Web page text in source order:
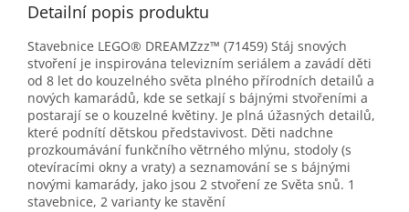
Detailní popis produktu
Stavebnice LEGO® DREAMZzz™ (71459) Stáj snových
stvoření je inspirována televizním seriálem a zavádí děti
od 8 let do kouzelného světa plného přírodních detailů a
nových kamarádů, kde se setkají s bájnými stvořeními a
postarají se o kouzelné květiny. Je plná úžasných detailů,
které podnítí dětskou představivost. Děti nadchne
prozkoumávání funkčního větrného mlýnu, stodoly (s
otevíracími okny a vraty) a seznamování se s bájnými
novými kamarády, jako jsou 2 stvoření ze Světa snů. 1
stavebnice, 2 varianty ke stavění